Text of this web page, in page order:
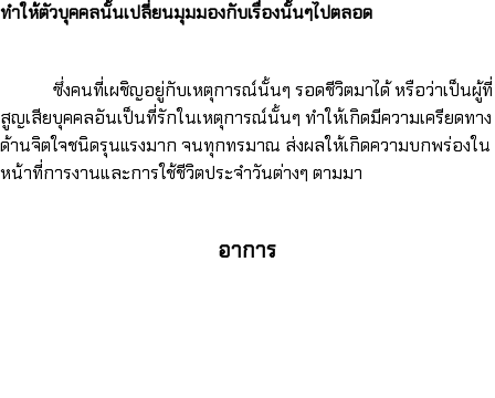
ทำให้ตัวบุคคลนั้นเปลี่ยนมุมมองกับเรื่องนั้นๆไปตลอด
ซึ่งคนที่เผชิญอยู่กับเหตุการณ์นั้นๆ รอดชีวิตมาได้ หรือว่าเป็นผู้ที่
สูญเสียบุคคลอันเป็นที่รักในเหตุการณ์นั้นๆ ทำให้เกิดมีความเครียดทาง
ด้านจิตใจชนิดรุนแรงมาก จนทุกทรมาณ ส่งผลให้เกิดความบกพร่องใน
หน้าที่การงานและการใช้ชีวิตประจำวันต่างๆ ตามมา
อาการ